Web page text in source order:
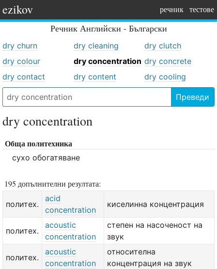
ezikov речник тестове
Речник Английски - Български
dry churn dry cleaning
dry clutch
dry colour
dry concentration dry concrete
dry contact
dry content dry cooling
Преведи
dry concentration
Обща политехника
сухо обогатяване
195 допълнителни резултата:
политех.
acid
concentration
киселинна концентрация
политех.
acoustic
concentration
степен на насоченост на
звук
политех.
acoustic
concentration
относителна
концентрация на звук